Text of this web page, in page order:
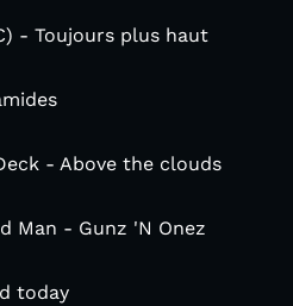
- Toujours plus haut
- Above the clouds
Man - Gunz 'N Onez
today